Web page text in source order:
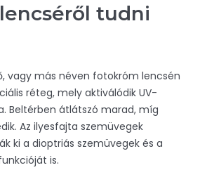
tudni
vagy más néven fotokróm lencsén
réteg, mely aktiválódik UV-
Beltérben átlátszó marad, míg
Az ilyesfajta szemüvegek
ki a dioptriás szemüvegek és a
is.